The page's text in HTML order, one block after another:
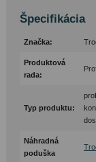
Špecifikácia
Značka:
Produktová
rada:
Typ produktu:
Náhradná
poduška